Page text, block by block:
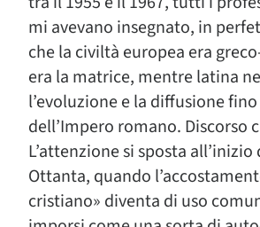
mi avevano insegnato, in
che la civiltà europea era
era la matrice, mentre latina
l’evoluzione e la diffusione
dell’Impero romano. Discorso
L’attenzione si sposta
Ottanta, quando
cristiano» diventa di uso